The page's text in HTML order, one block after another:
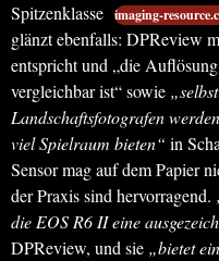
Spitzenklasse imaging-
glänzt ebenfalls: DPReview
entspricht und „die
vergleichbar ist“ sowie
Landschaftsfotografen
viel Spielraum bieten“ in
Sensor mag auf dem Papier
der Praxis sind hervorragend.
die EOS R6 II eine
DPReview, und sie „bietet